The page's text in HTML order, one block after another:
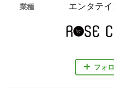
フォ
業種 エンタテ